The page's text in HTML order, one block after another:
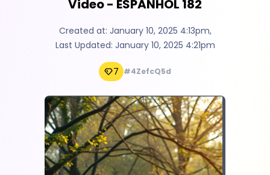
Video - ESPANHOL 182
Created at: January 10, 2025 4:13pm,
Last Updated: January 10, 2025 4:21pm
7 #4ZefcQ5d